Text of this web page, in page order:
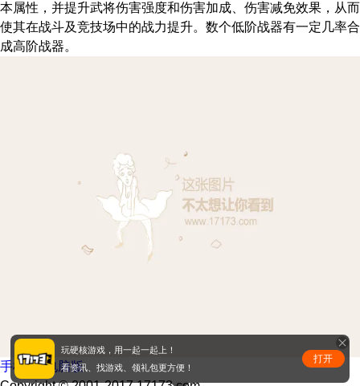
本属性，并提升武将伤害强度和伤害加成、伤害减免效果，从而
使其在战斗及竞技场中的战力提升。数个低阶战器有一定几率合
成高阶战器。
手机版|电脑版
玩硬核游戏，用一起一起上！
看资讯、找游戏、领礼包更方便！
打开